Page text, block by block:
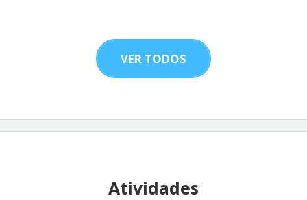
VER TODOS
Atividades